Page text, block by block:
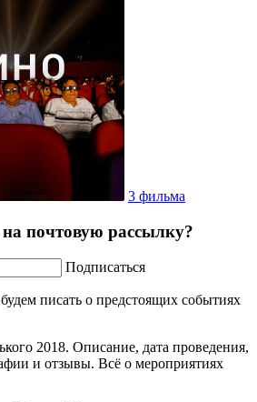
3 фильма
почтовую рассылку?
Подписаться
писать о предстоящих событиях
2018. Описание, дата проведения,
и отзывы. Всё о мероприятиях